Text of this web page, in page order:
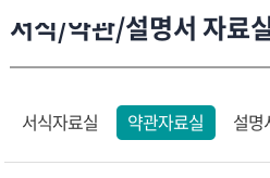
서식/약관/설명서 자료
서식자료실 약관자료실 설명